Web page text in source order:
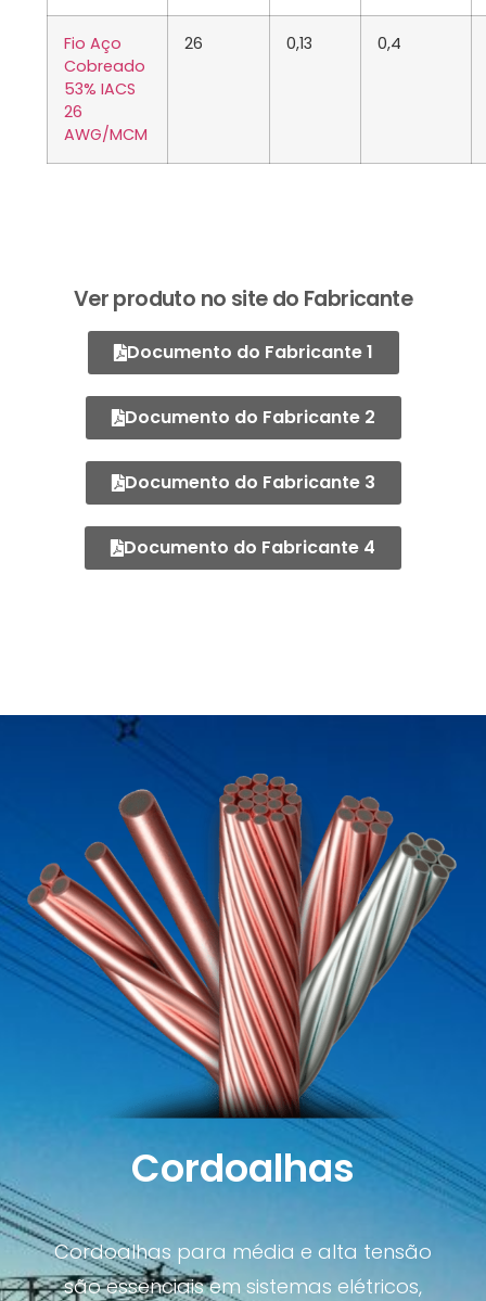
Fio Aço
Cobreado
53% IACS
26
AWG/MCM
26 0,13 0,4
Ver produto no site do Fabricante
Documento do Fabricante 1
Documento do Fabricante 2
Documento do Fabricante 3
Documento do Fabricante 4
Cordoalhas
Cordoalhas para média e alta tensão
são essenciais em sistemas elétricos,